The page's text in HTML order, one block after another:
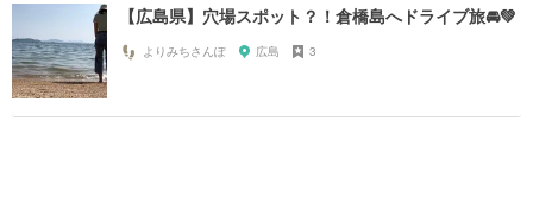
【広島県】穴場スポット？！倉橋島へドライブ旅🚘💚
よりみちさんぽ 広島 3